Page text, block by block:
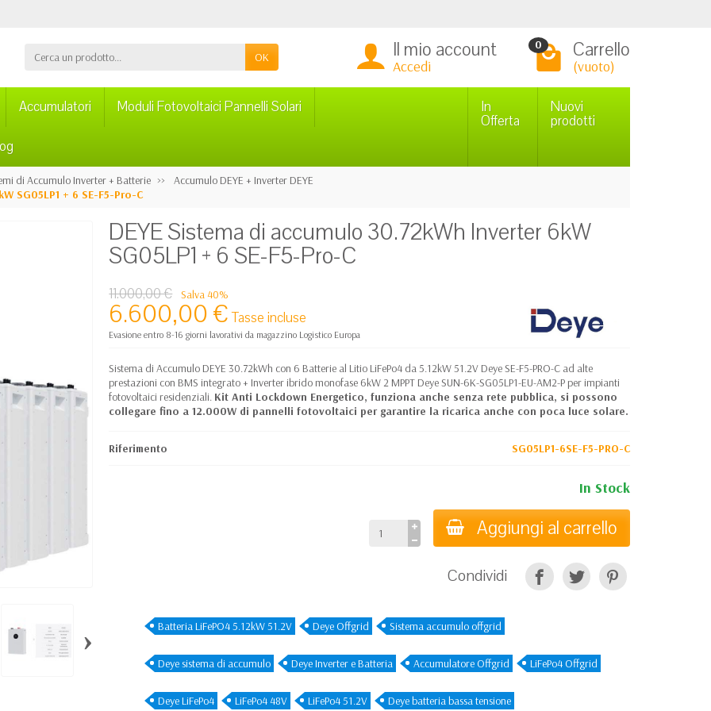
OK Il mio account
Accedi
0 Carrello
(vuoto)
Accumulatori Moduli Fotovoltaici Pannelli Solari In
Offerta
Nuovi
prodotti
di Accumulo Inverter + Batterie
Accumulo DEYE + Inverter DEYE
SG05LP1 + 6 SE-F5-Pro-C
›
DEYE Sistema di accumulo 30.72kWh Inverter 6kW
SG05LP1 + 6 SE-F5-Pro-C
11.000,00 € Salva 40%
6.600,00 € Tasse incluse
Evasione entro 8-16 giorni lavorativi da magazzino Logistico Europa
Sistema di Accumulo DEYE 30.72kWh con 6 Batterie al Litio LiFePo4 da 5.12kW 51.2V Deye SE-F5-PRO-C ad alte
prestazioni con BMS integrato + Inverter ibrido monofase 6kW 2 MPPT Deye SUN-6K-SG05LP1-EU-AM2-P per impianti
fotovoltaici residenziali. Kit Anti Lockdown Energetico, funziona anche senza rete pubblica, si possono
collegare fino a 12.000W di pannelli fotovoltaici per garantire la ricarica anche con poca luce solare.
Riferimento SG05LP1-6SE-F5-PRO-C
In Stock
Aggiungi al carrello
Condividi
Batteria LiFePO4 5.12kW 51.2V Deye Offgrid Sistema accumulo offgrid
Deye sistema di accumulo Deye Inverter e Batteria Accumulatore Offgrid LiFePo4 Offgrid
Deye LiFePo4 LiFePo4 48V LiFePo4 51.2V Deye batteria bassa tensione